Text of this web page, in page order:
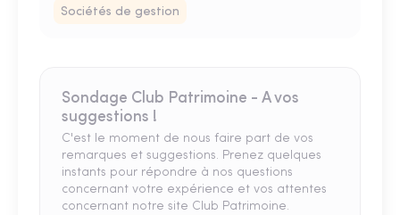
Sociétés de gestion
Sondage Club Patrimoine - A vos
suggestions !
C'est le moment de nous faire part de vos
remarques et suggestions. Prenez quelques
instants pour répondre à nos questions
concernant votre expérience et vos attentes
concernant notre site Club Patrimoine.